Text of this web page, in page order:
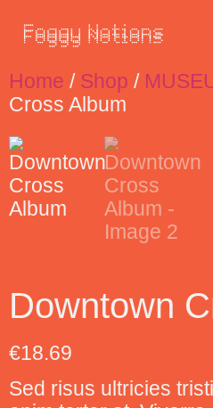
Home / Shop /
Cross Album
Downtown
€18.69
Sed risus ultricies